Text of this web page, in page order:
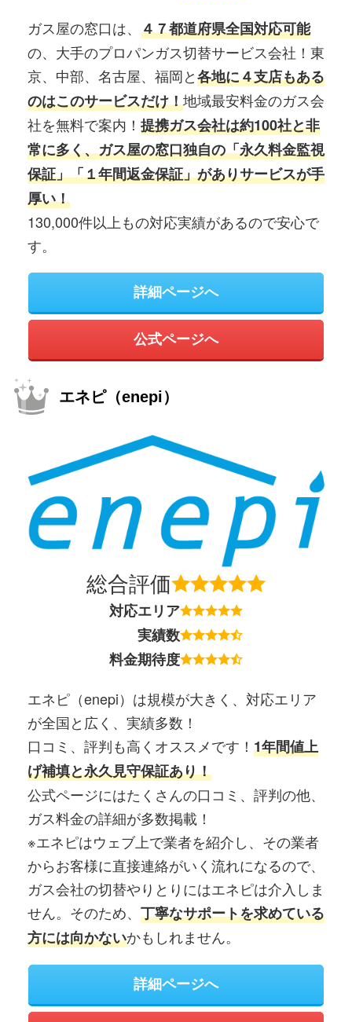
ガス屋の窓口は、 ４７都道府県全国対応可能
の、大手のプロパンガス切替サービス会社！東
京、中部、名古屋、福岡と各地に４支店もある
のはこのサービスだけ！地域最安料金のガス会
社を無料で案内！ 提携ガス会社は約100社と非
常に多く、ガス屋の窓口独自の「永久料金監視
保証」「１年間返金保証」がありサービスが手
厚い！
130,000件以上もの対応実績があるので安心で
す。
詳細ページへ
公式ページへ
エネピ（enepi）
総合評価
対応エリア
実績数
料金期待度
エネピ（enepi）は規模が大きく、対応エリア
が全国と広く、実績多数！
口コミ、評判も高くオススメです！ 1年間値上
げ補填と永久見守保証あり！
公式ページにはたくさんの口コミ、評判の他、
ガス料金の詳細が多数掲載！
※エネピはウェブ上で業者を紹介し、その業者
からお客様に直接連絡がいく流れになるので、
ガス会社の切替やりとりにはエネピは介入しま
せん。そのため、 丁寧なサポートを求めている
方には向かないかもしれません。
詳細ページへ